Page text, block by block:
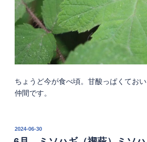
ちょうど今が食べ頃。甘酸っぱくてお
仲間です。
投
稿
2024-06-30